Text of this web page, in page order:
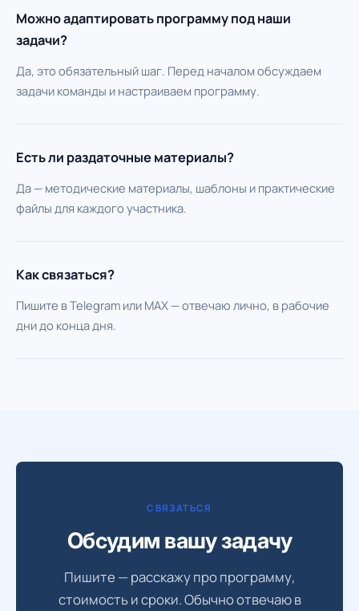
Можно адаптировать программу под наши
задачи?
Да, это обязательный шаг. Перед началом обсуждаем
задачи команды и настраиваем программу.
Есть ли раздаточные материалы?
Да — методические материалы, шаблоны и практические
файлы для каждого участника.
Как связаться?
Пишите в Telegram или MAX — отвечаю лично, в рабочие
дни до конца дня.
СВЯЗАТЬСЯ
Обсудим вашу задачу
Пишите — расскажу про программу,
стоимость и сроки. Обычно отвечаю в